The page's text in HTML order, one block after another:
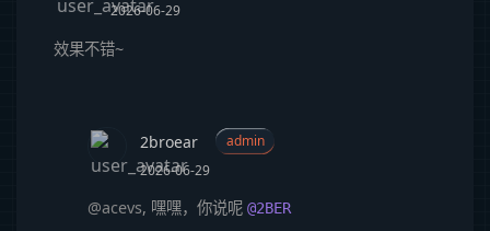
2026-06-29
效果不错~
2broear
admin
2026-06-29
@acevs, 嘿嘿，你说呢 @2BER